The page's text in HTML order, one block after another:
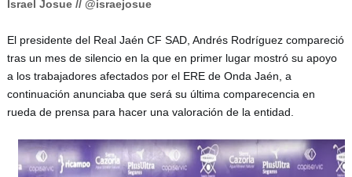
Israel Josue // @israejosue
El presidente del Real Jaén CF SAD, Andrés Rodríguez compareció
tras un mes de silencio en la que en primer lugar mostró su apoyo
a los trabajadores afectados por el ERE de Onda Jaén, a
continuación anunciaba que será su última comparecencia en
rueda de prensa para hacer una valoración de la entidad.